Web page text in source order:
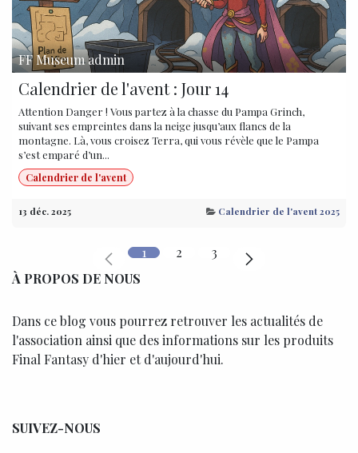
FF Museum admin
Calendrier de l'avent : Jour 14
Attention Danger ! Vous partez à la chasse du Pampa Grinch,
suivant ses empreintes dans la neige jusqu’aux flancs de la
montagne. Là, vous croisez Terra, qui vous révèle que le Pampa
s’est emparé d’un...
Calendrier de l'avent
13 déc. 2025 Calendrier de l'avent 2025
1 2
3
À PROPOS DE NOUS
Dans ce blog vous pourrez retrouver les actualités de
l'association ainsi que des informations sur les produits
Final Fantasy d'hier et d'aujourd'hui.
SUIVEZ-NOUS